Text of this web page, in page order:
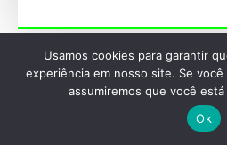
Destaques Mecânica
Usamos cookies para garantir
experiência em nosso site. Se
assumiremos que você
Ok